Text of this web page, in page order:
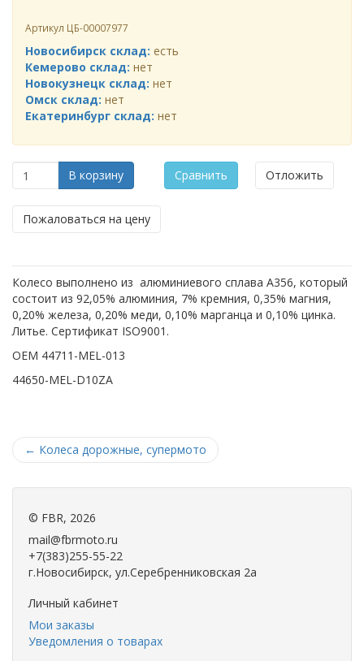
Артикул ЦБ-00007977
Новосибирск склад: есть
Кемерово склад: нет
Новокузнецк склад: нет
Омск склад: нет
Екатеринбург склад: нет
В корзину Сравнить Отложить
Пожаловаться на цену
Колесо выполнено из алюминиевого сплава A356, который
состоит из 92,05% алюминия, 7% кремния, 0,35% магния,
0,20% железа, 0,20% меди, 0,10% марганца и 0,10% цинка.
Литье. Сертификат ISO9001.
OEM 44711-MEL-013
44650-MEL-D10ZA
← Колеса дорожные, супермото
© FBR, 2026
mail@fbrmoto.ru
+7(383)255-55-22
г.Новосибирск, ул.Серебренниковская 2а
Личный кабинет
Мои заказы
Уведомления о товарах